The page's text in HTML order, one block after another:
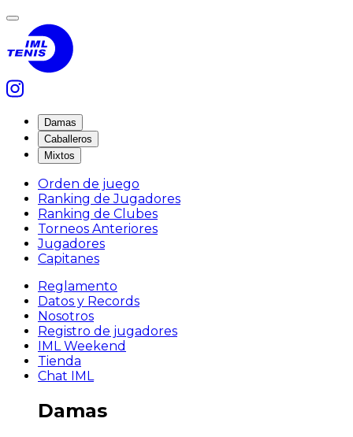
Damas
Caballeros
Mixtos
Orden de juego
Ranking de Jugadores
Ranking de Clubes
Torneos Anteriores
Jugadores
Capitanes
Reglamento
Datos y Records
Nosotros
Registro de jugadores
IML Weekend
Tienda
Chat IML
Damas